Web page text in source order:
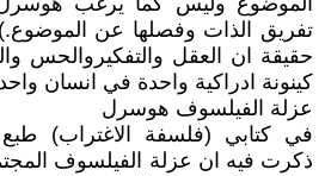
تفريق الذات وفصلها عن
حقيقة ان العقل والتفكيروالحس
كينونة ادراكية واحدة في انسان
عزلة الفيلسوف هوسرل
في كتابي (فلسفة الاغتراب)
ذكرت فيه ان عزلة الفيلسوف